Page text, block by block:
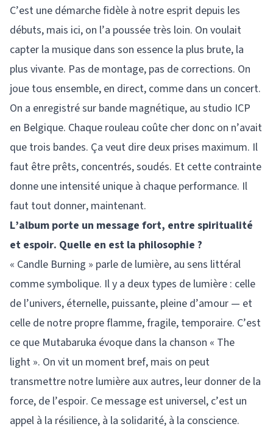
C’est une démarche fidèle à notre esprit depuis les
débuts, mais ici, on l’a poussée très loin. On voulait
capter la musique dans son essence la plus brute, la
plus vivante. Pas de montage, pas de corrections. On
joue tous ensemble, en direct, comme dans un concert.
On a enregistré sur bande magnétique, au studio ICP
en Belgique. Chaque rouleau coûte cher donc on n’avait
que trois bandes. Ça veut dire deux prises maximum. Il
faut être prêts, concentrés, soudés. Et cette contrainte
donne une intensité unique à chaque performance. Il
faut tout donner, maintenant.
L’album porte un message fort, entre spiritualité
et espoir. Quelle en est la philosophie ?
« Candle Burning » parle de lumière, au sens littéral
comme symbolique. Il y a deux types de lumière : celle
de l’univers, éternelle, puissante, pleine d’amour — et
celle de notre propre flamme, fragile, temporaire. C’est
ce que Mutabaruka évoque dans la chanson « The
light ». On vit un moment bref, mais on peut
transmettre notre lumière aux autres, leur donner de la
force, de l’espoir. Ce message est universel, c’est un
appel à la résilience, à la solidarité, à la conscience.